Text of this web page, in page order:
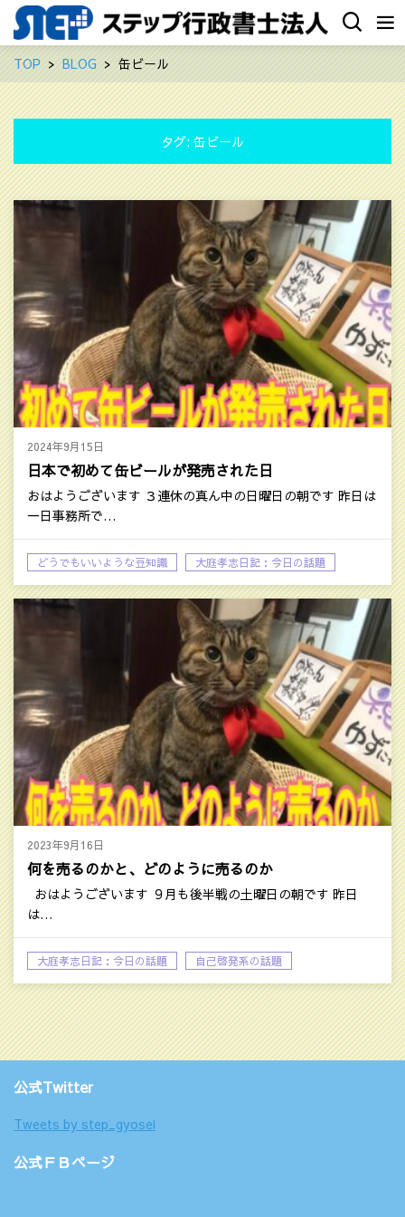
TOP BLOG 缶ビール
タグ: 缶ビール
2024年9月15日
日本で初めて缶ビールが発売された日
おはようございます ３連休の真ん中の日曜日の朝です 昨日は
一日事務所で…
どうでもいいような豆知識 大庭孝志日記：今日の話題
2023年9月16日
何を売るのかと、どのように売るのか
おはようございます ９月も後半戦の土曜日の朝です 昨日
は…
大庭孝志日記：今日の話題 自己啓発系の話題
公式Twitter
Tweets by step_gyosei
公式ＦＢページ